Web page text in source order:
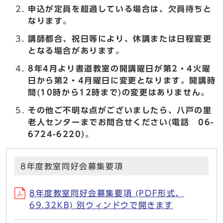
申込が定員を超過している場合は、欠員待ちと
なります。
講師都合、祝日等により、休講または日程変更
となる場合があります。
8年4月より書道教室の開講曜日が第2・4火曜
日から第2・4月曜日に変更となります。開講時
間(10時から12時まで)の変更はありません。
その他ご不明な点がございましたら、八戸の里
老人センターまでお問合せください(電話 06-
6724-6220)。
8年度教室同好会募集要項
8年度教室同好会募集要項 (PDF形式、
69.32KB) 別ウィンドウで開きます